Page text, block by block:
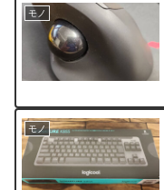
モノ
モノ